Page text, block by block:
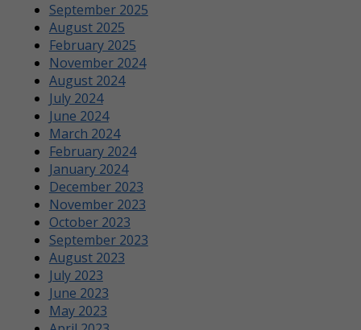
September 2025
August 2025
February 2025
November 2024
August 2024
July 2024
June 2024
March 2024
February 2024
January 2024
December 2023
November 2023
October 2023
September 2023
August 2023
July 2023
June 2023
May 2023